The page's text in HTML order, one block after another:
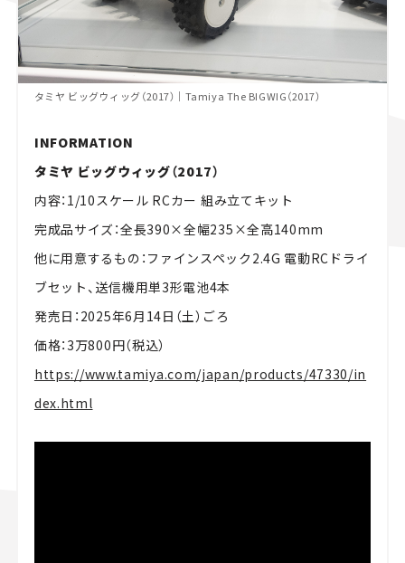
タミヤ ビッグウィッグ（2017）｜Tamiya The BIGWIG（2017）
INFORMATION
タミヤ ビッグウィッグ（2017）
内容：1/10スケール RCカー 組み立てキット
完成品サイズ：全長390×全幅235×全高140mm
他に用意するもの：ファインスペック2.4G 電動RCドライ
ブセット、送信機用単3形電池4本
発売日：2025年6月14日（土）ごろ
価格：3万800円（税込）
https://www.tamiya.com/japan/products/47330/in
dex.html